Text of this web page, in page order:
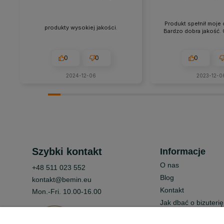
produkty wysokiej jakości.
0 0
2024-12-06
Produkt spełnił moje
Bardzo dobra jakość.
0
2023-12-
Szybki kontakt
+48 511 023 552
kontakt@bemin.eu
Mon.-Fri. 10.00-16.00
Informacje
O nas
Blog
Kontakt
Jak dbać o bizuterię